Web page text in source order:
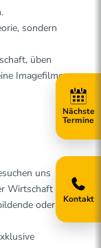
sondern
üben
Imagefilme
uns
Wirtschaft –
oder
Kontakt